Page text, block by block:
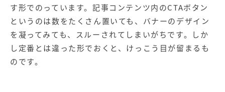
す形でのっています。記事コンテンツ内のCTAボタン
というのは数をたくさん置いても、バナーのデザイン
を凝ってみても、スルーされてしまいがちです。しか
し定番とは違った形でおくと、けっこう目が留まるも
のです。